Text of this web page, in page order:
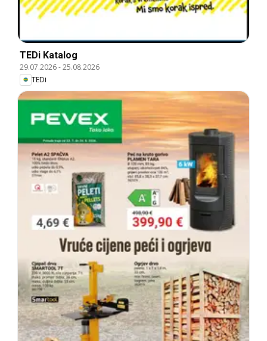
TEDi Katalog
29.07.2026-25.08.2026
TEDi